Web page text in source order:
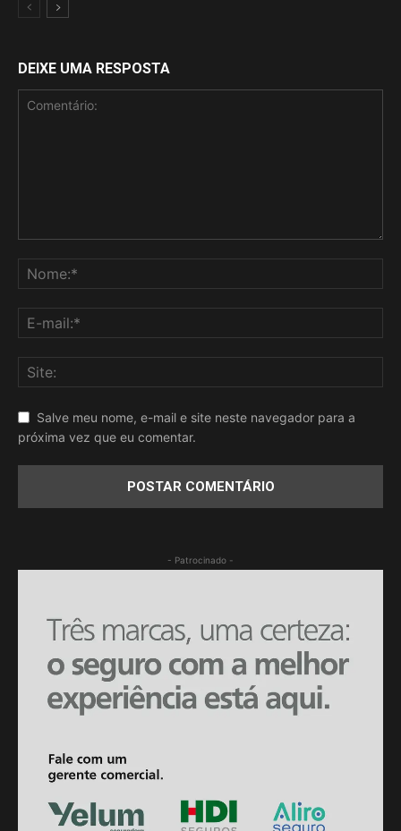
DEIXE UMA RESPOSTA
Salve meu nome, e-mail e site neste navegador para a
próxima vez que eu comentar.
- Patrocinado -